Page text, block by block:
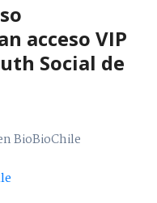
acceso VIP
Social de
BioBioChile